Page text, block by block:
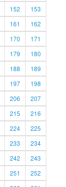
152
153
161
162
170
171
179
180
188
189
197
198
206
207
215
216
224
225
233
234
242
243
251
252